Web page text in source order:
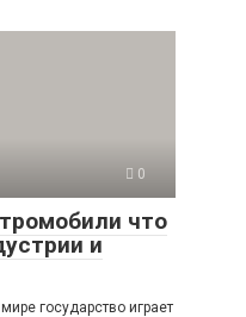
0
что
и
государство играет